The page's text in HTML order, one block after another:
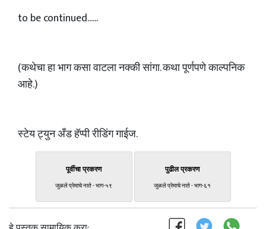
to be continued......
(कथेचा हा भाग कसा वाटला नक्की सांगा. कथा पूर्णपणे काल्पनिक
आहे.)
स्टेय ट्युन अँड हॅप्पी रीडिंग गाईज.
पूर्वीचा प्रकरण
जुळले प्रेमाचे नाते - भाग-५९
पुढील प्रकरण
जुळले प्रेमाचे नाते - भाग-६१